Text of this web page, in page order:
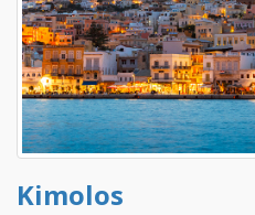
Kimolos